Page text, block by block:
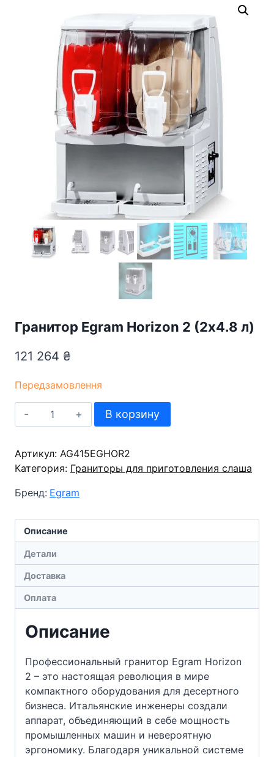
Гранитор Egram Horizon 2 (2х4.8 л)
121 264 ₴
Передзамовлення
Количество
товара
Egram
Horizon
(2х4.8
В корзину
Артикул: AG415EGHOR2
Категория: Граниторы для приготовления слаша
Бренд: Egram
Описание
Детали
Доставка
Оплата
Описание
Профессиональный гранитор Egram Horizon
2 – это настоящая революция в мире
компактного оборудования для десертного
бизнеса. Итальянские инженеры создали
аппарат, объединяющий в себе мощность
промышленных машин и невероятную
эргономику. Благодаря уникальной системе